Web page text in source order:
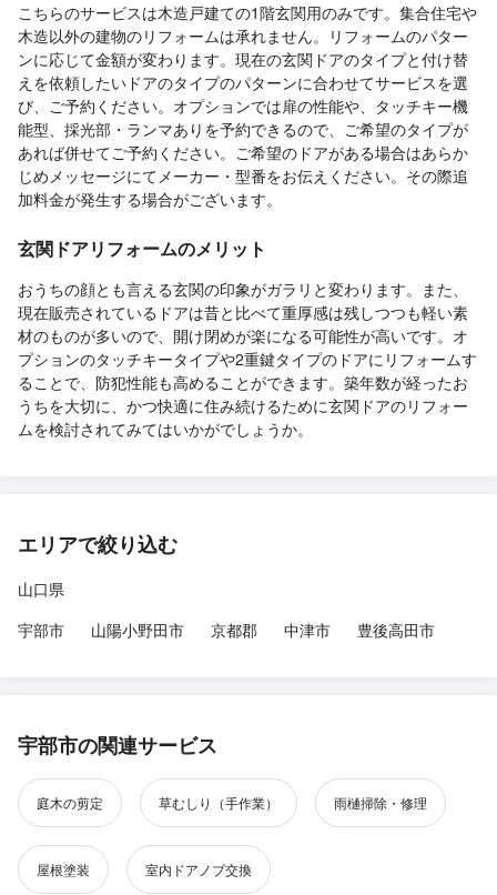
こちらのサービスは木造戸建ての1階玄関用のみです。集合住宅や
木造以外の建物のリフォームは承れません。リフォームのパター
ンに応じて金額が変わります。現在の玄関ドアのタイプと付け替
えを依頼したいドアのタイプのパターンに合わせてサービスを選
び、ご予約ください。オプションでは扉の性能や、タッチキー機
能型、採光部・ランマありを予約できるので、ご希望のタイプが
あれば併せてご予約ください。ご希望のドアがある場合はあらか
じめメッセージにてメーカー・型番をお伝えください。その際追
加料金が発生する場合がございます。
玄関ドアリフォームのメリット
おうちの顔とも言える玄関の印象がガラリと変わります。また、
現在販売されているドアは昔と比べて重厚感は残しつつも軽い素
材のものが多いので、開け閉めが楽になる可能性が高いです。オ
プションのタッチキータイプや2重鍵タイプのドアにリフォームす
ることで、防犯性能も高めることができます。築年数が経ったお
うちを大切に、かつ快適に住み続けるために玄関ドアのリフォー
ムを検討されてみてはいかがでしょうか。
エリアで絞り込む
山口県
宇部市
山陽小野田市 京都郡 中津市 豊後高田市
宇部市の関連サービス
庭木の剪定 草むしり（手作業） 雨樋掃除・修理
屋根塗装 室内ドアノブ交換